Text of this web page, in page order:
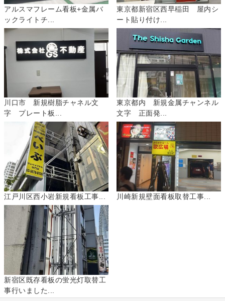
アルスマフレーム看板+金属バ
ックライトチ...
東京都新宿区西早稲田 屋内シ
ート貼り付け...
川口市 新規樹脂チャネル文
字 プレート板...
東京都内 新規金属チャンネル
文字 正面発...
江戸川区西小岩新規看板工事... 川崎新規壁面看板取替工事...
新宿区既存看板の蛍光灯取替工
事行いました...